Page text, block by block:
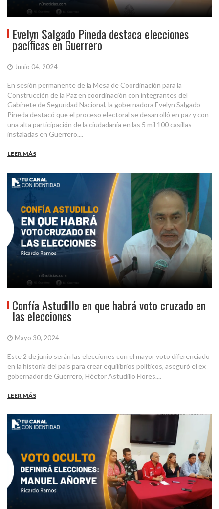
Evelyn Salgado Pineda destaca elecciones
pacíficas en Guerrero
Junio 04, 2024
En sesión permanente de la Mesa de Coordinación para la
Construcción de la Paz en coordinación con integrantes del
Gabinete de Seguridad Nacional, la gobernadora Evelyn Salgado
Pineda destacó que el proceso electoral se desarrolló en paz y con
una alta participación de la ciudadanía en las 5 mil 100 casillas
instaladas en Guerrero....
LEER MÁS
Confía Astudillo en que habrá voto cruzado en
las elecciones
Mayo 30, 2024
Este 2 de junio serán las elecciones con el mayor voto diferenciado
en la historia del país para crear equilibrios políticos, aseguró el ex
gobernador de Guerrero, Héctor Astudillo Flores....
LEER MÁS